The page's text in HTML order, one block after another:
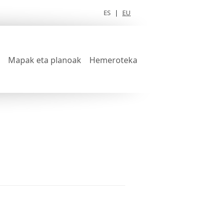
ES | EU
Mapak eta planoak Hemeroteka